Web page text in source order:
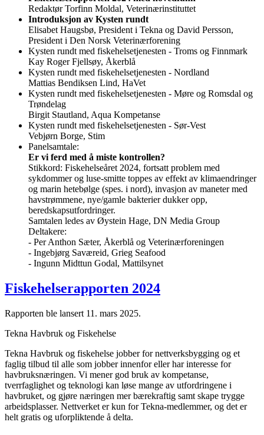
Redaktør Torfinn Moldal, Veterinærinstituttet
Introduksjon av Kysten rundt
Elisabet Haugsbø, President i Tekna og David Persson,
President i Den Norsk Veterinærforening
Kysten rundt med fiskehelsetjenesten - Troms og Finnmark
Kay Roger Fjellsøy, Åkerblå
Kysten rundt med fiskehelsetjenesten - Nordland
Mattias Bendiksen Lind, HaVet
Kysten rundt med fiskehelsetjenesten - Møre og Romsdal og
Trøndelag
Birgit Stautland, Aqua Kompetanse
Kysten rundt med fiskehelsetjenesten - Sør-Vest
Vebjørn Borge, Stim
Panelsamtale:
Er vi ferd med å miste kontrollen?
Stikkord: Fiskehelseåret 2024, fortsatt problem med
sykdommer og luse-smitte toppes av effekt av klimaendringer
og marin hetebølge (spes. i nord), invasjon av maneter med
havstrømmene, nye/gamle bakterier dukker opp,
beredskapsutfordringer.
Samtalen ledes av Øystein Hage, DN Media Group
Deltakere:
- Per Anthon Sæter, Åkerblå og Veterinærforeningen
- Ingebjørg Saværeid, Grieg Seafood
- Ingunn Midttun Godal, Mattilsynet
Fiskehelserapporten 2024
Rapporten ble lansert 11. mars 2025.
Tekna Havbruk og Fiskehelse
Tekna Havbruk og fiskehelse jobber for nettverksbygging og et
faglig tilbud til alle som jobber innenfor eller har interesse for
havbruksnæringen. Vi mener god bruk av kompetanse,
tverrfaglighet og teknologi kan løse mange av utfordringene i
havbruket, og gjøre næringen mer bærekraftig samt skape trygge
arbeidsplasser. Nettverket er kun for Tekna-medlemmer, og det er
helt gratis og uforpliktende å delta.